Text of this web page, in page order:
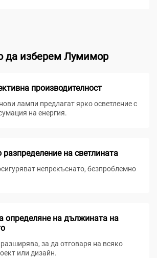
да изберем Лумимор
производителност
лампи предлагат ярко осветление с
на енергия.
на светлината
непрекъснато, безпроблемно
определяне на дължината на
за да отговаря на всяко
или дизайн.